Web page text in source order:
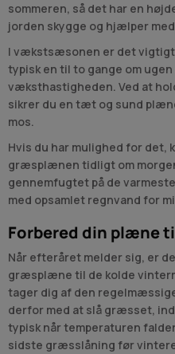
sommeren, så det har en
jorden skygge og hjælper
I vækstsæsonen er det
typisk en til to gange om
væksthastigheden. Ved at
sikrer du en tæt og sund
mos.
Hvis du har mulighed for det,
græsplænen tidligt om
gennemfugtet på de
med opsamlet regnvand for
Forbered din plæne
Når efteråret melder sig, er
græsplæne til de kolde
tager dig af den
derfor med at slå græsset,
typisk når temperaturen
sidste græsslåning før